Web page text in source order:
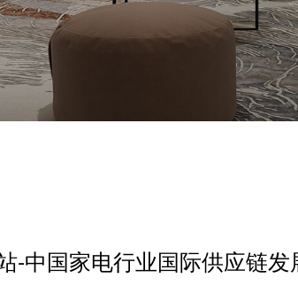
-中国家电行业国际供应链